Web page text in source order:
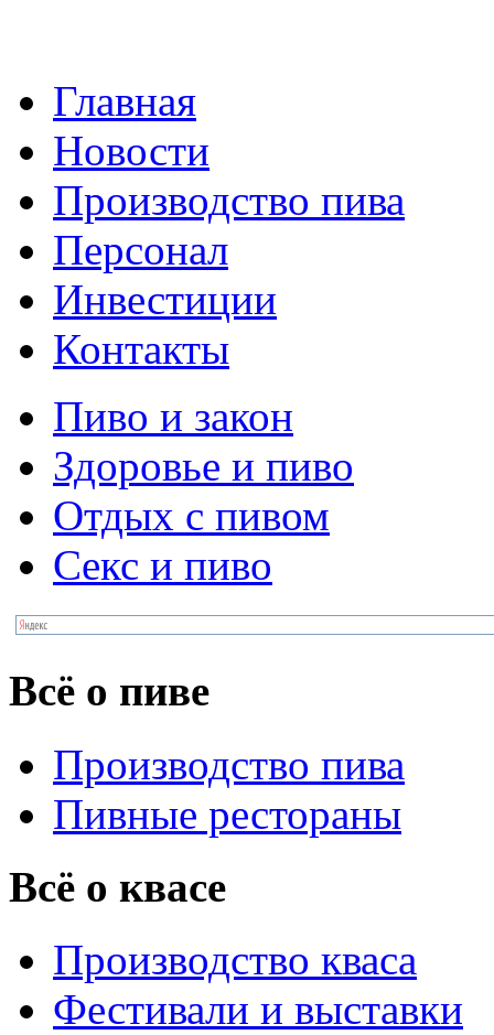
Главная
Новости
Производство пива
Персонал
Инвестиции
Контакты
Пиво и закон
Здоровье и пиво
Отдых с пивом
Секс и пиво
Всё о пиве
Производство пива
Пивные рестораны
Всё о квасе
Производство кваса
Фестивали и выставки